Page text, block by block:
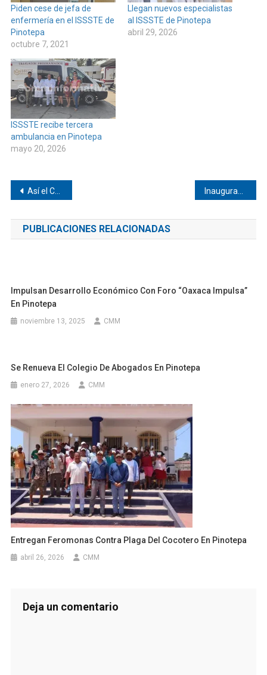
Piden cese de jefa de
enfermería en el ISSSTE de
Pinotepa
octubre 7, 2021
Llegan nuevos especialistas
al ISSSTE de Pinotepa
abril 29, 2026
ISSSTE recibe tercera
ambulancia en Pinotepa
mayo 20, 2026
Navegación
de
entradas
Así el Carnaval en San Miguel Tlacamama
PUBLICACIONES RELACIONADAS
Impulsan Desarrollo Económico Con Foro “Oaxaca Impulsa”
En Pinotepa
noviembre 13, 2025 CMM
Se Renueva El Colegio De Abogados En Pinotepa
enero 27, 2026 CMM
Entregan Feromonas Contra Plaga Del Cocotero En Pinotepa
abril 26, 2026 CMM
Deja un comentario